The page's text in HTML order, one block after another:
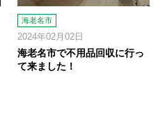
海老名市
2024年02月02日
海老名市で不用品回収に行っ
て来ました！